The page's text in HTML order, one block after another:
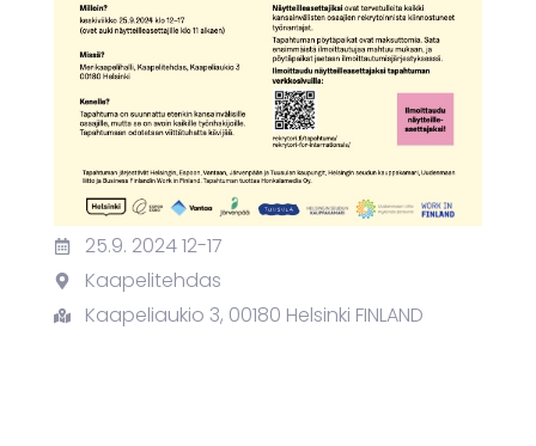
25.9. 2024 12-17
Kaapelitehdas
Kaapeliaukio 3, 00180 Helsinki FINLAND